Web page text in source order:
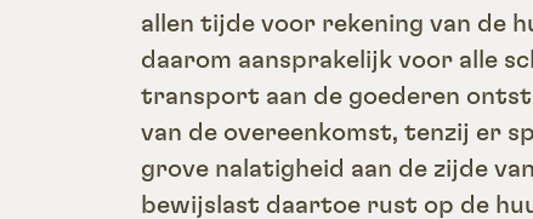
allen tijde voor rekening van de
daarom aansprakelijk voor alle
transport aan de goederen
van de overeenkomst, tenzij er
grove nalatigheid aan de zijde
bewijslast daartoe rust op de